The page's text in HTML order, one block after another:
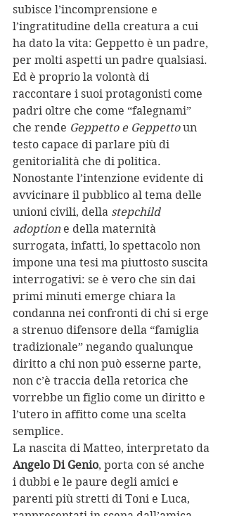
subisce l’incomprensione e
l’ingratitudine della creatura a cui
ha dato la vita: Geppetto è un padre,
per molti aspetti un padre qualsiasi.
Ed è proprio la volontà di
raccontare i suoi protagonisti come
padri oltre che come “falegnami”
che rende Geppetto e Geppetto un
testo capace di parlare più di
genitorialità che di politica.
Nonostante l’intenzione evidente di
avvicinare il pubblico al tema delle
unioni civili, della stepchild
adoption e della maternità
surrogata, infatti, lo spettacolo non
impone una tesi ma piuttosto suscita
interrogativi: se è vero che sin dai
primi minuti emerge chiara la
condanna nei confronti di chi si erge
a strenuo difensore della “famiglia
tradizionale” negando qualunque
diritto a chi non può esserne parte,
non c’è traccia della retorica che
vorrebbe un figlio come un diritto e
l’utero in affitto come una scelta
semplice.
La nascita di Matteo, interpretato da
Angelo Di Genio, porta con sé anche
i dubbi e le paure degli amici e
parenti più stretti di Toni e Luca,